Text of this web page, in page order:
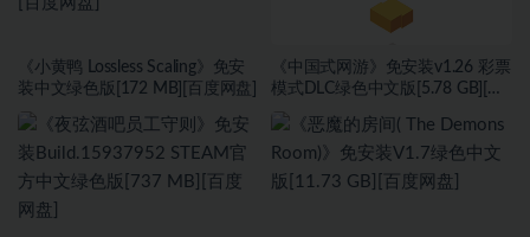
《小黄鸭 Lossless Scaling》免安
装中文绿色版[172 MB][百度网盘]
《中国式网游》免安装v1.26 彩票
模式DLC绿色中文版[5.78 GB][百